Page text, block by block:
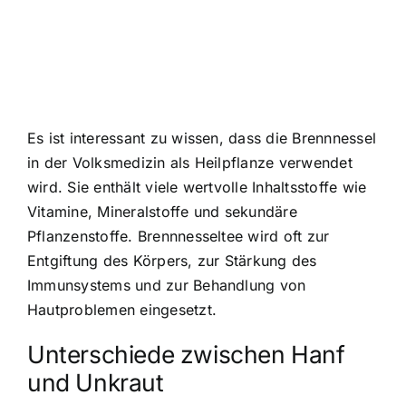
Es ist interessant zu wissen, dass die Brennnessel
in der Volksmedizin als Heilpflanze verwendet
wird. Sie enthält viele wertvolle Inhaltsstoffe wie
Vitamine, Mineralstoffe und sekundäre
Pflanzenstoffe. Brennnesseltee wird oft zur
Entgiftung des Körpers, zur Stärkung des
Immunsystems und zur Behandlung von
Hautproblemen eingesetzt.
Unterschiede zwischen Hanf
und Unkraut